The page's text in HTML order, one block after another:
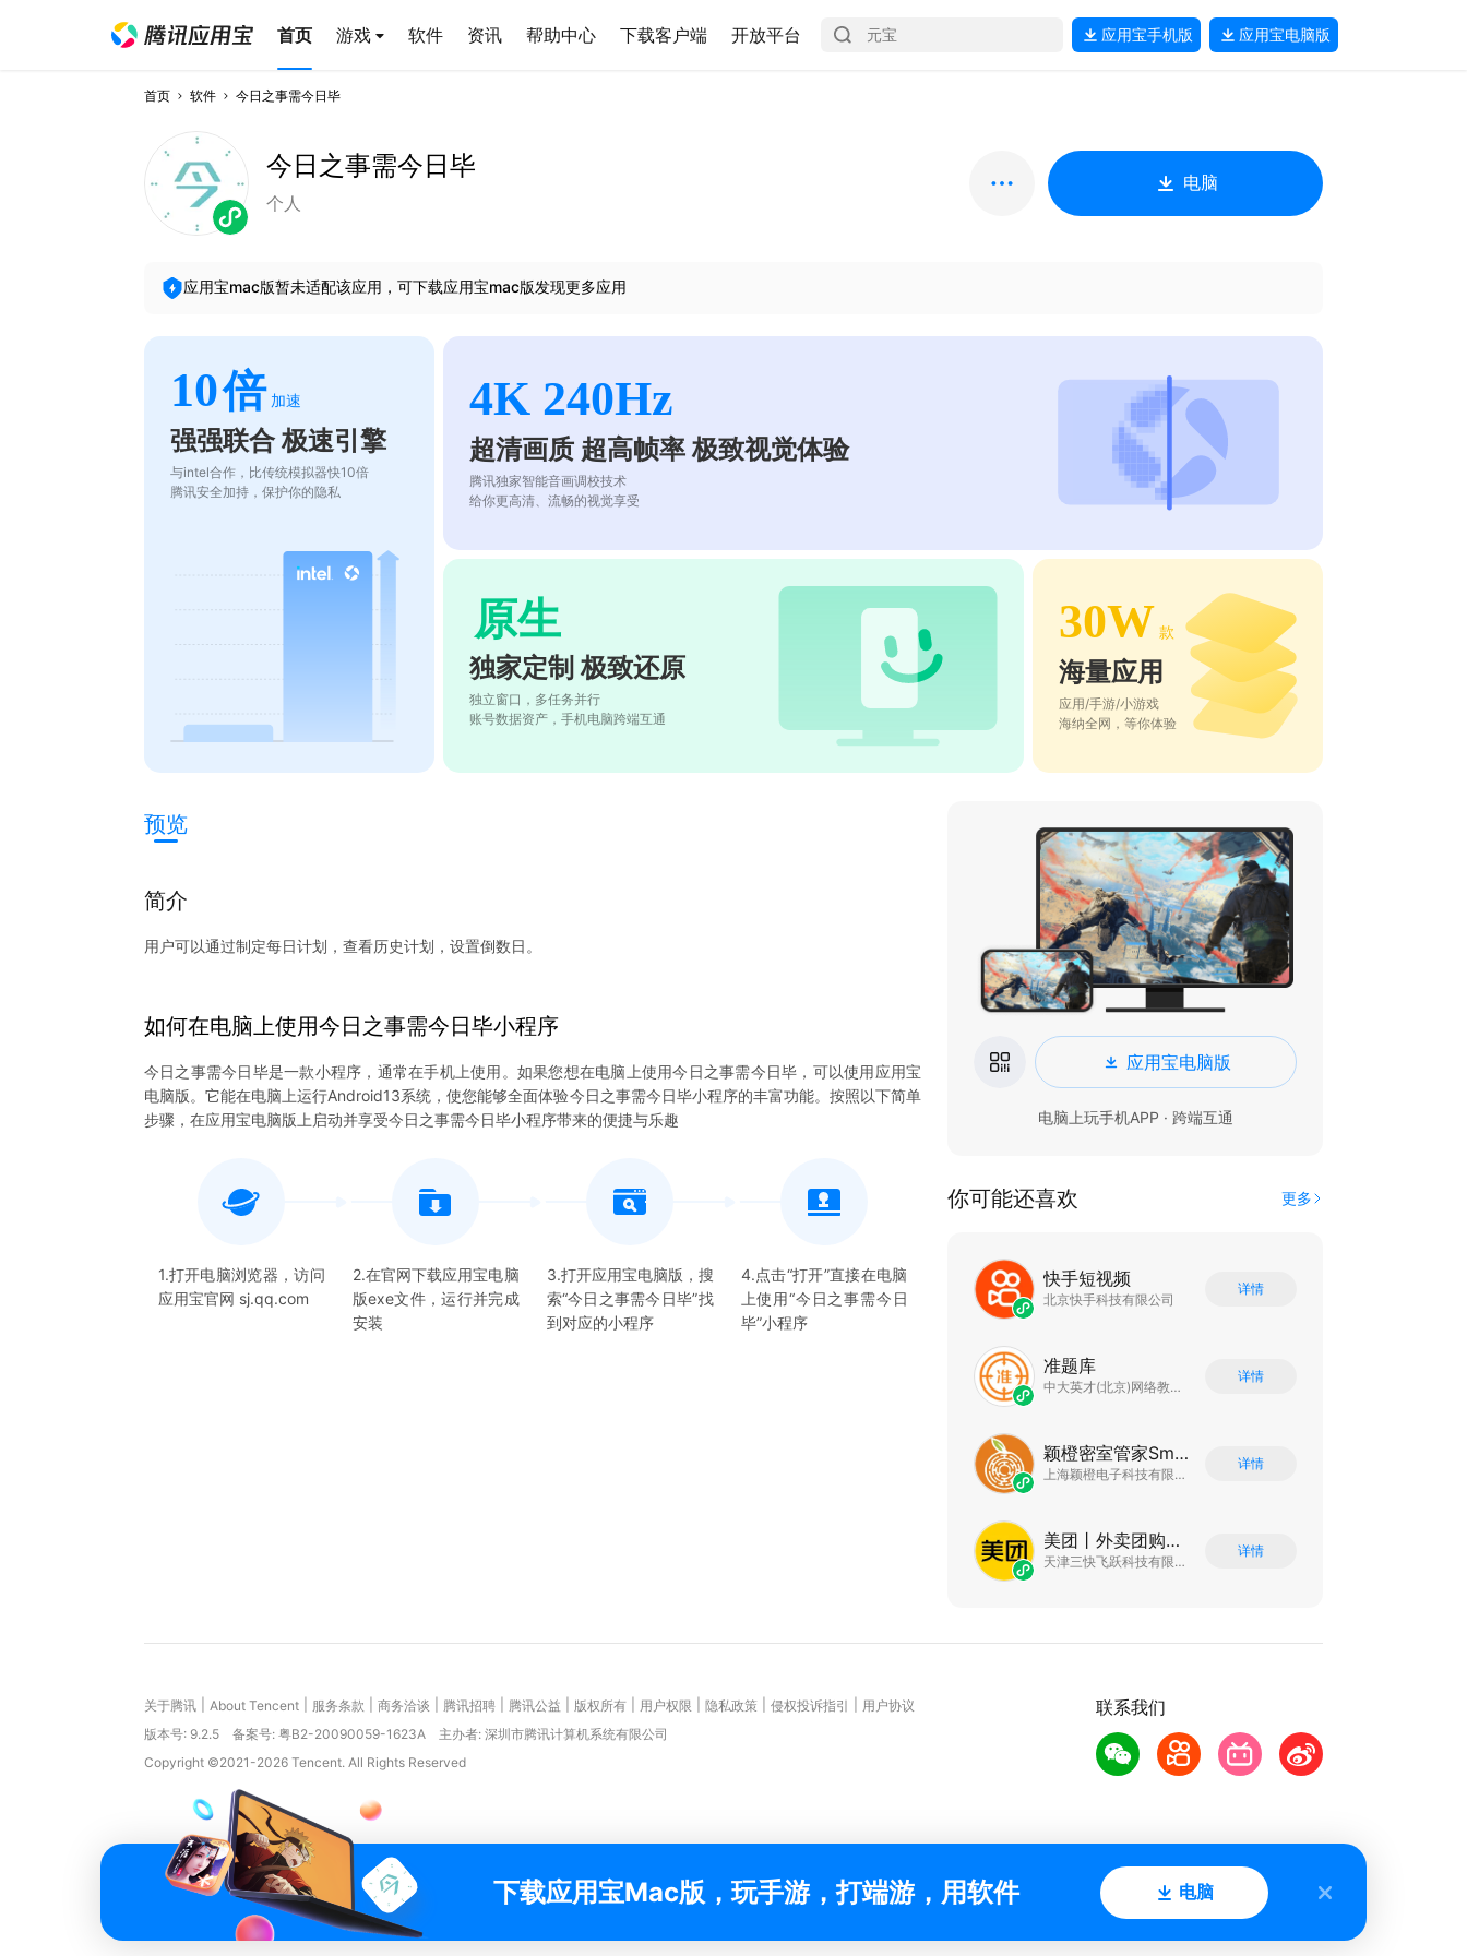
首页 游戏 软件 资讯 帮助中心 下载客户端 开放平台 应用宝手机版 应用宝电脑版
首页 软件 今日之事需今日毕
今日之事需今日毕
个人
电脑
应用宝mac版暂未适配该应用，可下载应用宝mac版发现更多应用
10倍 加速
强强联合 极速引擎
与intel合作，比传统模拟器快10倍
腾讯安全加持，保护你的隐私
4K 240Hz
超清画质 超高帧率 极致视觉体验
腾讯独家智能音画调校技术
给你更高清、流畅的视觉享受
原生
独家定制 极致还原
独立窗口，多任务并行
账号数据资产，手机电脑跨端互通
30W 款
海量应用
应用/手游/小游戏
海纳全网，等你体验
预览
简介
用户可以通过制定每日计划，查看历史计划，设置倒数日。
如何在电脑上使用今日之事需今日毕小程序
今日之事需今日毕是一款小程序，通常在手机上使用。如果您想在电脑上使用今日之事需今日毕，可以使用应用宝
电脑版。它能在电脑上运行Android13系统，使您能够全面体验今日之事需今日毕小程序的丰富功能。按照以下简单
步骤，在应用宝电脑版上启动并享受今日之事需今日毕小程序带来的便捷与乐趣
1.打开电脑浏览器，访问
应用宝官网 sj.qq.com
2.在官网下载应用宝电脑
版exe文件，运行并完成
安装
3.打开应用宝电脑版，搜
索“今日之事需今日毕”找
到对应的小程序
4.点击“打开”直接在电脑
上使用“今日之事需今日
毕”小程序
应用宝电脑版
电脑上玩手机APP · 跨端互通
你可能还喜欢 更多
快手短视频
北京快手科技有限公司
详情
准题库
中大英才(北京)网络教育科技有限公司
详情
颖橙密室管家SmartOrange
上海颖橙电子科技有限公司
详情
美团丨外卖团购特价美食酒店电影
天津三快飞跃科技有限公司
详情
联系我们
关于腾讯 About Tencent 服务条款 商务洽谈 腾讯招聘 腾讯公益 版权所有 用户权限 隐私政策 侵权投诉指引
用户协议
版本号: 9.2.5 备案号: 粤B2-20090059-1623A
主办者: 深圳市腾讯计算机系统有限公司
Copyright ©2021-2026 Tencent. All Rights Reserved
下载应用宝Mac版，玩手游，打端游，用软件 电脑